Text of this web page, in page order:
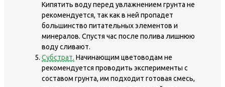
Кипятить воду перед увлажнением грунта не
рекомендуется, так как в ней пропадет
большинство питательных элементов и
минералов. Спустя час после полива лишнюю
воду сливают.
Субстрат. Начинающим цветоводам не
рекомендуется проводить эксперименты с
составом грунта, им подходит готовая смесь,